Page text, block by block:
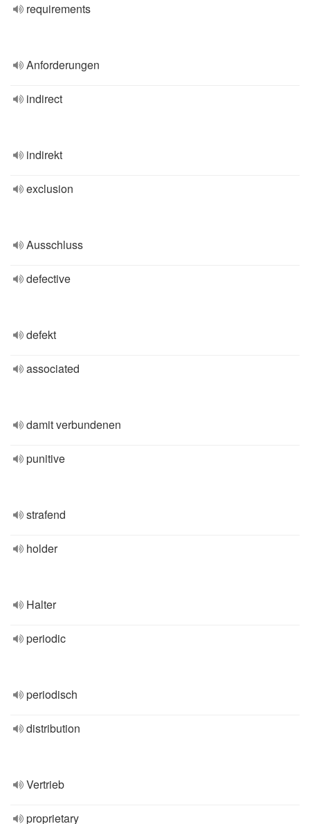
requirements
Anforderungen
indirect
indirekt
exclusion
Ausschluss
defective
defekt
associated
damit verbundenen
punitive
strafend
holder
Halter
periodic
periodisch
distribution
Vertrieb
proprietary